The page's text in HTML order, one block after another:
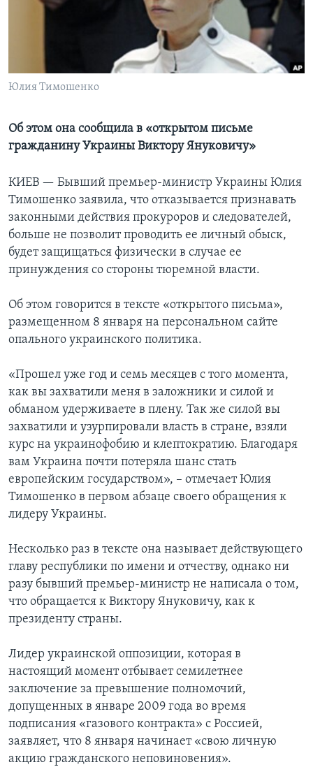
Языки
Юлия Тимошенко
Об этом она сообщила в «открытом письме
гражданину Украины Виктору Януковичу»
КИЕВ — Бывший премьер-министр Украины Юлия
Тимошенко заявила, что отказывается признавать
законными действия прокуроров и следователей,
больше не позволит проводить ее личный обыск,
будет защищаться физически в случае ее
принуждения со стороны тюремной власти.
Об этом говорится в тексте «открытого письма»,
размещенном 8 января на персональном сайте
опального украинского политика.
«Прошел уже год и семь месяцев с того момента,
как вы захватили меня в заложники и силой и
обманом удерживаете в плену. Так же силой вы
захватили и узурпировали власть в стране, взяли
курс на украинофобию и клептократию. Благодаря
вам Украина почти потеряла шанс стать
европейским государством», – отмечает Юлия
Тимошенко в первом абзаце своего обращения к
лидеру Украины.
Несколько раз в тексте она называет действующего
главу республики по имени и отчеству, однако ни
разу бывший премьер-министр не написала о том,
что обращается к Виктору Януковичу, как к
президенту страны.
Лидер украинской оппозиции, которая в
настоящий момент отбывает семилетнее
заключение за превышение полномочий,
допущенных в январе 2009 года во время
подписания «газового контракта» с Россией,
заявляет, что 8 января начинает «свою личную
акцию гражданского неповиновения».